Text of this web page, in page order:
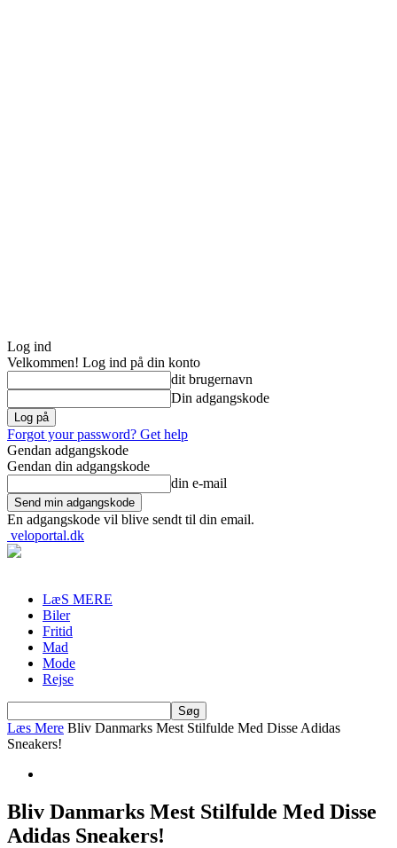
Log ind
Velkommen! Log ind på din konto
dit brugernavn
Din adgangskode
Forgot your password? Get help
Gendan adgangskode
Gendan din adgangskode
din e-mail
En adgangskode vil blive sendt til din email.
veloportal.dk
LæS MERE
Biler
Fritid
Mad
Mode
Rejse
Læs Mere Bliv Danmarks Mest Stilfulde Med Disse Adidas
Sneakers!
Bliv Danmarks Mest Stilfulde Med Disse
Adidas Sneakers!